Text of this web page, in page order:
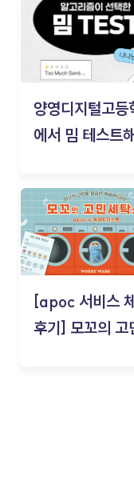
양영디지털고등
에서 밈 테스트
[apoc 서비스
후기] 모꼬의 고